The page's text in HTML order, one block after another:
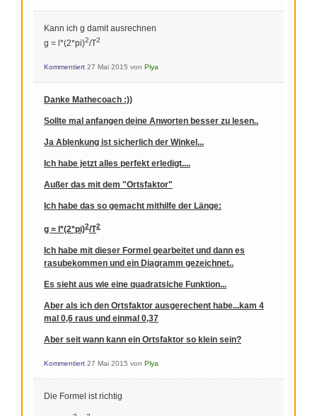
Kann ich g damit ausrechnen
g = l*(2*pi)2/T2
Kommentiert 27 Mai 2015 von Plya
Danke Mathecoach :))
Sollte mal anfangen deine Anworten besser zu lesen..
Ja Ablenkung ist sicherlich der Winkel...
Ich habe jetzt alles perfekt erledigt....
Außer das mit dem "Ortsfaktor"
Ich habe das so gemacht mithilfe der Länge:
g = l*(2*pi)2/T2
Ich habe mit dieser Formel gearbeitet und dann es
rasubekommen und ein Diagramm gezeichnet..
Es sieht aus wie eine quadratsiche Funktion...
Aber als ich den Ortsfaktor ausgerechent habe...kam 4
mal 0,6 raus und einmal 0,37
Aber seit wann kann ein Ortsfaktor so klein sein?
Kommentiert 27 Mai 2015 von Plya
Die Formel ist richtig